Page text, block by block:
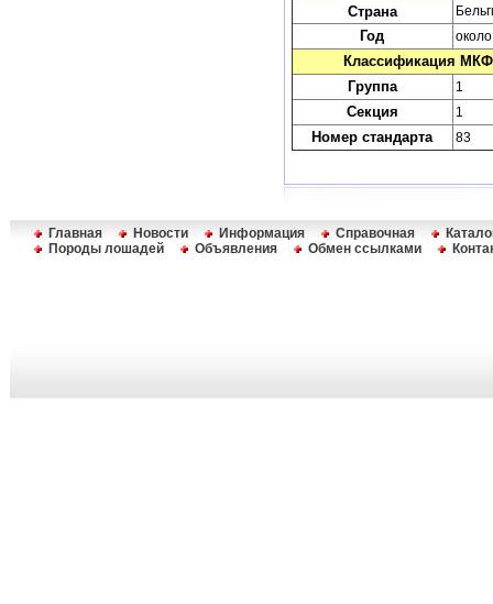
Страна
Год
Классификация
Группа
1
Секция 1
Номер стандарта 83
Главная Новости Информация Справочная
Породы лошадей
Объявления Обмен ссылками